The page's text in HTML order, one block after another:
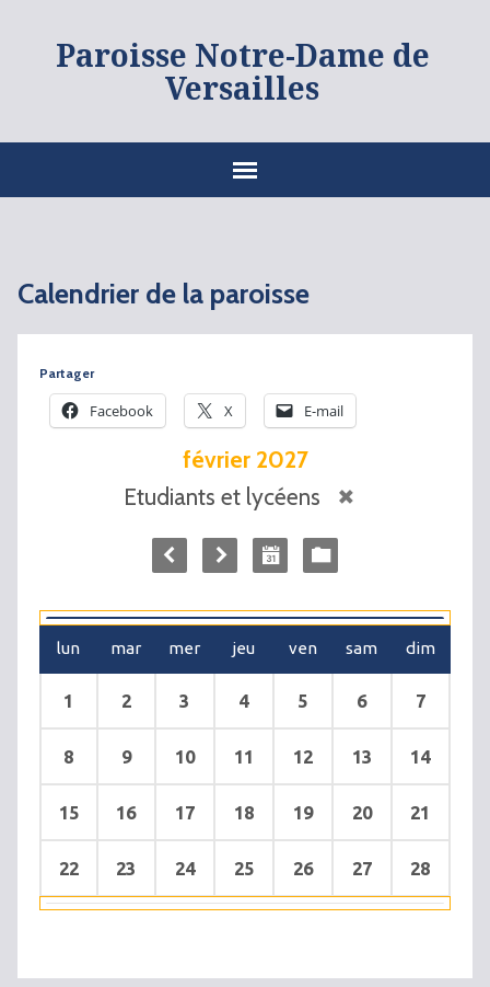
Paroisse Notre-Dame de
Versailles
Calendrier de la paroisse
Partager
Facebook X E-mail
février 2027
Etudiants et lycéens
lun mar mer jeu ven sam dim
1 2 3 4 5 6 7
8 9 10 11 12 13 14
15 16 17 18 19 20 21
22 23 24 25 26 27 28